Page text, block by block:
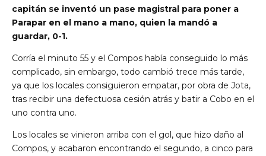
capitán se inventó un pase magistral para poner a
Parapar en el mano a mano, quien la mandó a
guardar, 0-1.
Corría el minuto 55 y el Compos había conseguido lo más
complicado, sin embargo, todo cambió trece más tarde,
ya que los locales consiguieron empatar, por obra de Jota,
tras recibir una defectuosa cesión atrás y batir a Cobo en el
uno contra uno.
Los locales se vinieron arriba con el gol, que hizo daño al
Compos, y acabaron encontrando el segundo, a cinco para